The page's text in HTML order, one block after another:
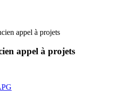
appel à projets
appel à projets